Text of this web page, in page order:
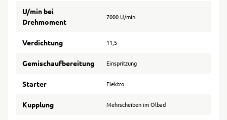
U/min bei
Drehmoment
7000 U/min
Verdichtung 11,5
Gemischaufbereitung Einspritzung
Starter Elektro
Kupplung Mehrscheiben im Ölbad